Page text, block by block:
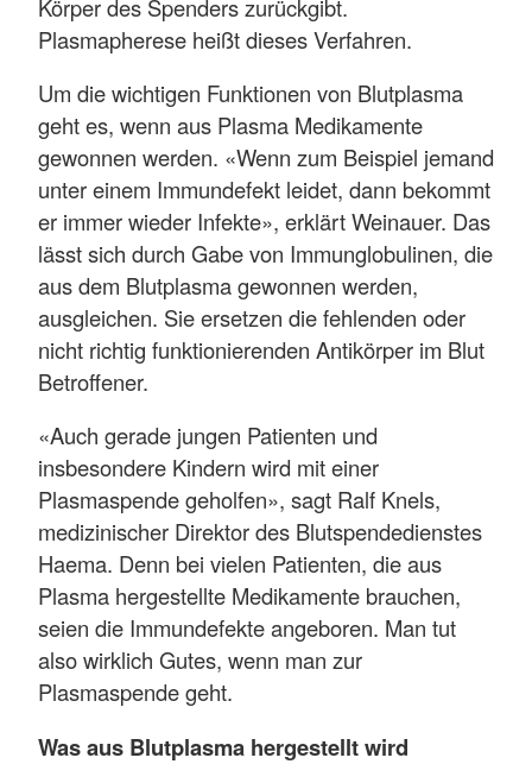
Körper des Spenders zurückgibt.
Plasmapherese heißt dieses Verfahren.
Um die wichtigen Funktionen von Blutplasma
geht es, wenn aus Plasma Medikamente
gewonnen werden. «Wenn zum Beispiel jemand
unter einem Immundefekt leidet, dann bekommt
er immer wieder Infekte», erklärt Weinauer. Das
lässt sich durch Gabe von Immunglobulinen, die
aus dem Blutplasma gewonnen werden,
ausgleichen. Sie ersetzen die fehlenden oder
nicht richtig funktionierenden Antikörper im Blut
Betroffener.
«Auch gerade jungen Patienten und
insbesondere Kindern wird mit einer
Plasmaspende geholfen», sagt Ralf Knels,
medizinischer Direktor des Blutspendedienstes
Haema. Denn bei vielen Patienten, die aus
Plasma hergestellte Medikamente brauchen,
seien die Immundefekte angeboren. Man tut
also wirklich Gutes, wenn man zur
Plasmaspende geht.
Was aus Blutplasma hergestellt wird